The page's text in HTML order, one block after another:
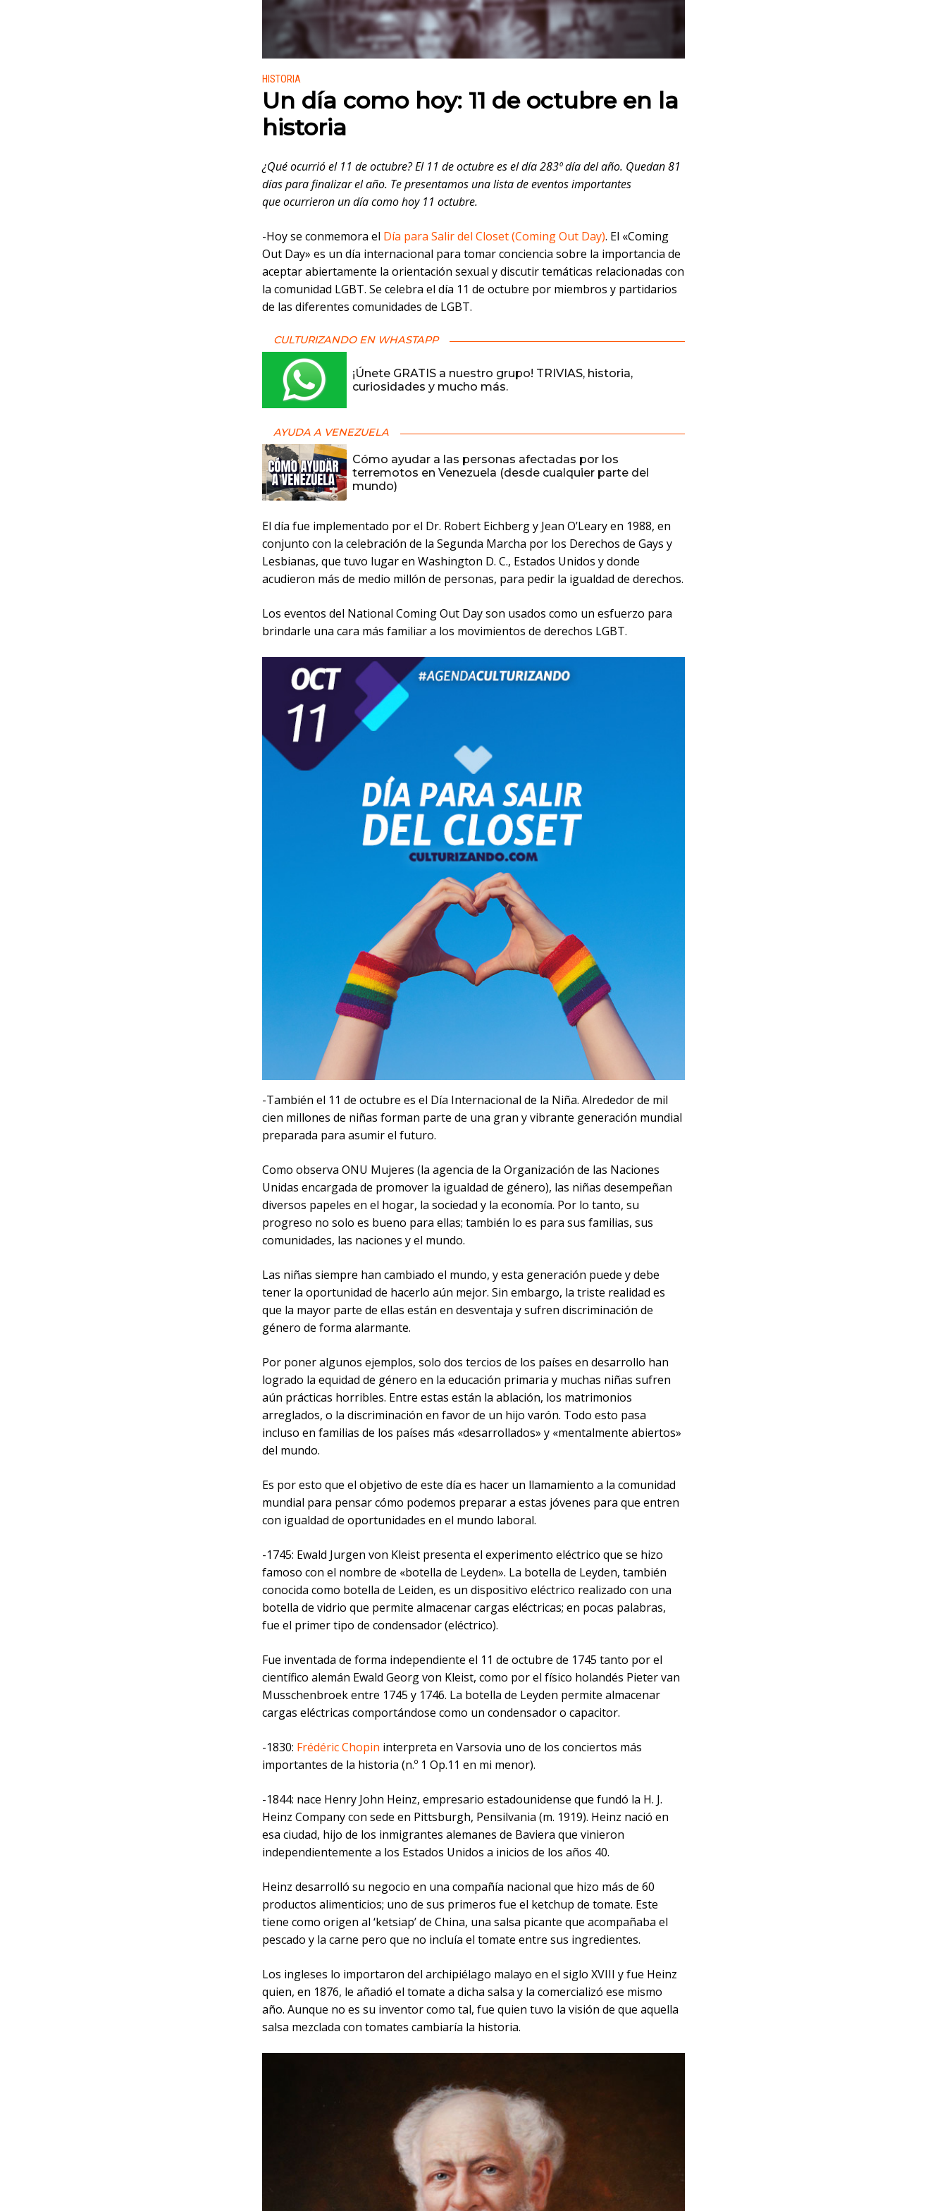
Publicado en:
HISTORIA
Un día como hoy: 11 de octubre en la
historia
¿Qué ocurrió el 11 de octubre? El 11 de octubre es el día 283º día del año. Quedan 81
días para finalizar el año. Te presentamos una lista de eventos importantes
que ocurrieron un día como hoy 11 octubre.
-Hoy se conmemora el Día para Salir del Closet (Coming Out Day). El «Coming
Out Day» es un día internacional para tomar conciencia sobre la importancia de
aceptar abiertamente la orientación sexual y discutir temáticas relacionadas con
la comunidad LGBT. Se celebra el día 11 de octubre por miembros y partidarios
de las diferentes comunidades de LGBT.
CULTURIZANDO EN WHASTAPP
¡Únete GRATIS a nuestro grupo! TRIVIAS, historia,
curiosidades y mucho más.
AYUDA A VENEZUELA
Cómo ayudar a las personas afectadas por los
terremotos en Venezuela (desde cualquier parte del
mundo)
El día fue implementado por el Dr. Robert Eichberg y Jean O’Leary en 1988, en
conjunto con la celebración de la Segunda Marcha por los Derechos de Gays y
Lesbianas, que tuvo lugar en Washington D. C., Estados Unidos y donde
acudieron más de medio millón de personas, para pedir la igualdad de derechos.
Los eventos del National Coming Out Day son usados como un esfuerzo para
brindarle una cara más familiar a los movimientos de derechos LGBT.
-También el 11 de octubre es el Día Internacional de la Niña. Alrededor de mil
cien millones de niñas forman parte de una gran y vibrante generación mundial
preparada para asumir el futuro.
Como observa ONU Mujeres (la agencia de la Organización de las Naciones
Unidas encargada de promover la igualdad de género), las niñas desempeñan
diversos papeles en el hogar, la sociedad y la economía. Por lo tanto, su
progreso no solo es bueno para ellas; también lo es para sus familias, sus
comunidades, las naciones y el mundo.
Las niñas siempre han cambiado el mundo, y esta generación puede y debe
tener la oportunidad de hacerlo aún mejor. Sin embargo, la triste realidad es
que la mayor parte de ellas están en desventaja y sufren discriminación de
género de forma alarmante.
Por poner algunos ejemplos, solo dos tercios de los países en desarrollo han
logrado la equidad de género en la educación primaria y muchas niñas sufren
aún prácticas horribles. Entre estas están la ablación, los matrimonios
arreglados, o la discriminación en favor de un hijo varón. Todo esto pasa
incluso en familias de los países más «desarrollados» y «mentalmente abiertos»
del mundo.
Es por esto que el objetivo de este día es hacer un llamamiento a la comunidad
mundial para pensar cómo podemos preparar a estas jóvenes para que entren
con igualdad de oportunidades en el mundo laboral.
-1745: Ewald Jurgen von Kleist presenta el experimento eléctrico que se hizo
famoso con el nombre de «botella de Leyden». La botella de Leyden, también
conocida como botella de Leiden, es un dispositivo eléctrico realizado con una
botella de vidrio que permite almacenar cargas eléctricas; en pocas palabras,
fue el primer tipo de condensador (eléctrico).
Fue inventada de forma independiente el 11 de octubre de 1745 tanto por el
científico alemán Ewald Georg von Kleist, como por el físico holandés Pieter van
Musschenbroek entre 1745 y 1746. La botella de Leyden permite almacenar
cargas eléctricas comportándose como un condensador o capacitor.
-1830: Frédéric Chopin interpreta en Varsovia uno de los conciertos más
importantes de la historia (n.º 1 Op.11 en mi menor).
-1844: nace Henry John Heinz, empresario estadounidense que fundó la H. J.
Heinz Company con sede en Pittsburgh, Pensilvania (m. 1919). Heinz nació en
esa ciudad, hijo de los inmigrantes alemanes de Baviera que vinieron
independientemente a los Estados Unidos a inicios de los años 40.
Heinz desarrolló su negocio en una compañía nacional que hizo más de 60
productos alimenticios; uno de sus primeros fue el ketchup de tomate. Este
tiene como origen al ‘ketsiap’ de China, una salsa picante que acompañaba el
pescado y la carne pero que no incluía el tomate entre sus ingredientes.
Los ingleses lo importaron del archipiélago malayo en el siglo XVIII y fue Heinz
quien, en 1876, le añadió el tomate a dicha salsa y la comercializó ese mismo
año. Aunque no es su inventor como tal, fue quien tuvo la visión de que aquella
salsa mezclada con tomates cambiaría la historia.